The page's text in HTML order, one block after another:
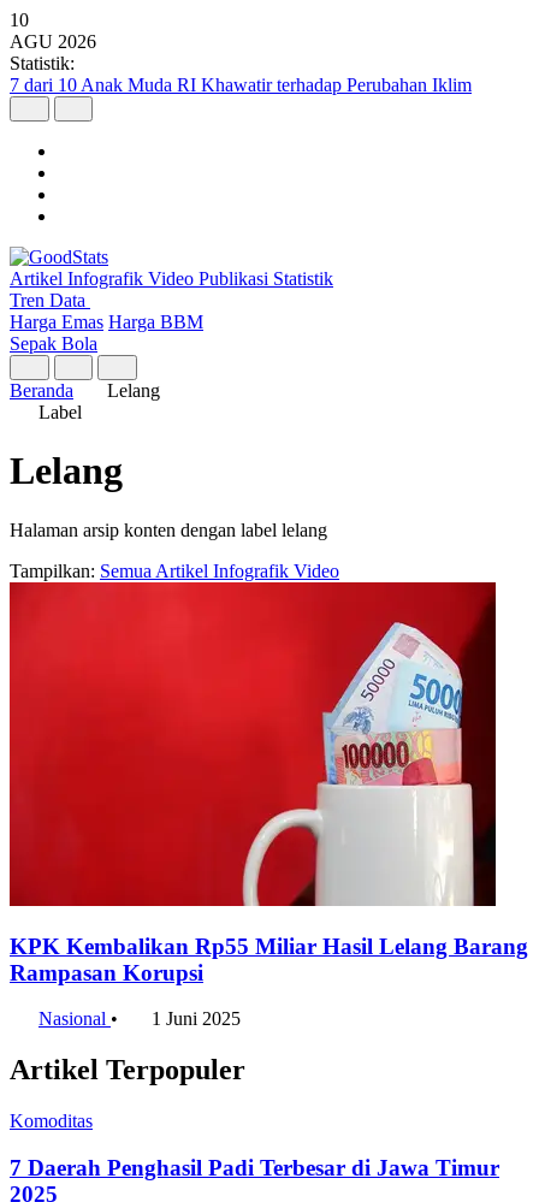
10
AGU 2026
Statistik:
7 dari 10 Anak Muda RI Khawatir terhadap Perubahan Iklim
Artikel Infografik Video Publikasi Statistik
Tren Data
Harga Emas Harga BBM
Sepak Bola
Beranda
Lelang
Label
Lelang
Halaman arsip konten dengan label lelang
Tampilkan: Semua Artikel Infografik Video
KPK Kembalikan Rp55 Miliar Hasil Lelang Barang
Rampasan Korupsi
Nasional • 1 Juni 2025
Artikel Terpopuler
Komoditas
7 Daerah Penghasil Padi Terbesar di Jawa Timur
2025